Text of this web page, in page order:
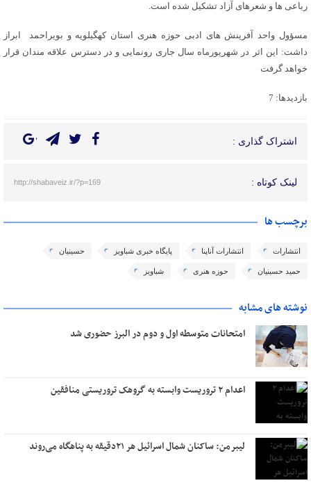
رباعی ها و شعرهای آزاد تشکیل شده است.
مسؤول واحد آفرینش های ادبی حوزه هنری استان کهگیلویه و بویراحمد ابراز
داشت: این اثر در شهریورماه سال جاری رونمایی و در دسترس علاقه مندان قرار
خواهد گرفت
بازدیدها: 7
اشتراک گذاری :
لینک کوتاه : http://shabaveiz.ir/?p=169
برچسب ها
انتشارات انتشارات آناپنا پایگاه خبری شباویز حسینیان
حمید حسینیان حوزه هنری شباویز
نوشته های مشابه
امتحانات متوسطه اول و دوم در البرز حضوری شد
اعدام ۲ تروریست وابسته به گروهک تروریستی منافقین
لیبرمن: ساکنان شمال اسرائیل هر ۲۱دقیقه به پناهگاه می‌روند